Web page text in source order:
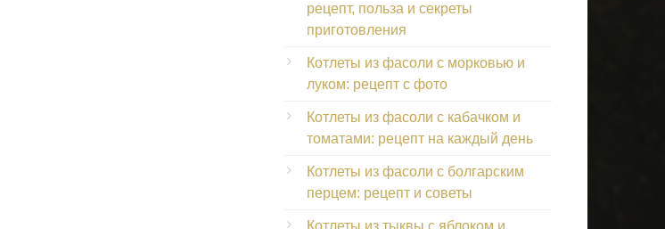
рецепт, польза и секреты
приготовления
Котлеты из фасоли с морковью и
луком: рецепт с фото
Котлеты из фасоли с кабачком и
томатами: рецепт на каждый день
Котлеты из фасоли с болгарским
перцем: рецепт и советы
Котлеты из тыквы с яблоком и